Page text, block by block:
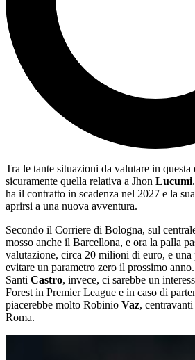
Tra le tante situazioni da valutare in questa
sicuramente quella relativa a Jhon Lucumi
ha il contratto in scadenza nel 2027 e la
aprirsi a una nuova avventura.
Secondo il Corriere di Bologna, sul
mosso anche il Barcellona, e ora la palla
valutazione, circa 20 milioni di euro, e una
evitare un parametro zero il prossimo
Santi Castro, invece, ci sarebbe un
Forest in Premier League e in caso di
piacerebbe molto Robinio Vaz,
Roma.